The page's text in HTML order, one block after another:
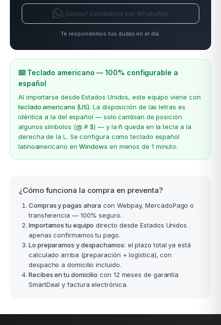
¿Dudas? Escríbenos por WhatsApp
Te respondemos tus dudas en el día.
⌨️ Teclado americano — 100% configurable a
español
Al importarse desde Estados Unidos, este equipo viene con
teclado americano (US). La disposición de las letras es
idéntica a la del español — solo cambian de posición
algunos símbolos (@ # $) — y lañ queda en la tecla a la
derecha de la L. Se configura como teclado español
latinoamericano enWindows en menos de 1 minuto.
¿Cómo funciona la compra en preventa?
Compras y pagas ahora con Webpay, MercadoPago o
transferencia — 100% seguro.
Importamos tu equipo directo desde Estados Unidos
apenas confirmamos tu pago.
Lo preparamos y despachamos: el plazo total ya está
calculado arriba (preparación + logística), con
despacho a domicilio incluido.
Recibes en tu domicilio con 12 meses de garantía
SmartDeal y factura electrónica.